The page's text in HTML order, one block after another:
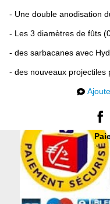
- Une double anodisation
- Les 3 diamètres de fûts
- des sarbacanes avec
- des nouveaux projectiles